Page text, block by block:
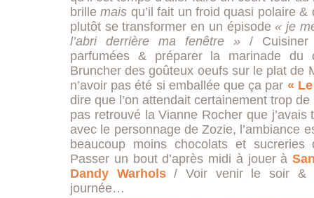
brillemais qu’il fait un froid quasi polaire
plutôt se transformer en un épisode« je
l’abri derrière ma fenêtre » / Cuisiner
parfumées & préparer la marinade
Bruncher des goûteux oeufs sur le plat de
n’avoir pas été si emballée que ça par «
dire que l’on attendait certainement trop
pas retrouvé la Vianne Rocher que j’avais
avec le personnage de Zozie, l’ambiance
beaucoup moins chocolats et
Passer un bout d’après midi à jouer à
Dandy Warhols/ Voir venir le soir &
journée…